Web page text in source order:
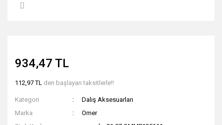
934,47 TL
112,97 TL den başlayan taksitlerle!!
Kategori
Dalış Aksesuarları
Marka
Omer